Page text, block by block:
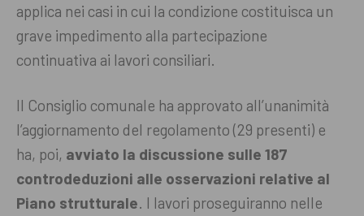
applica nei casi in cui la condizione costituisca un
grave impedimento alla partecipazione
continuativa ai lavori consiliari.
Il Consiglio comunale ha approvato all’unanimità
l’aggiornamento del regolamento (29 presenti) e
ha, poi, avviato la discussione sulle 187
controdeduzioni alle osservazioni relative al
Piano strutturale. I lavori proseguiranno nelle